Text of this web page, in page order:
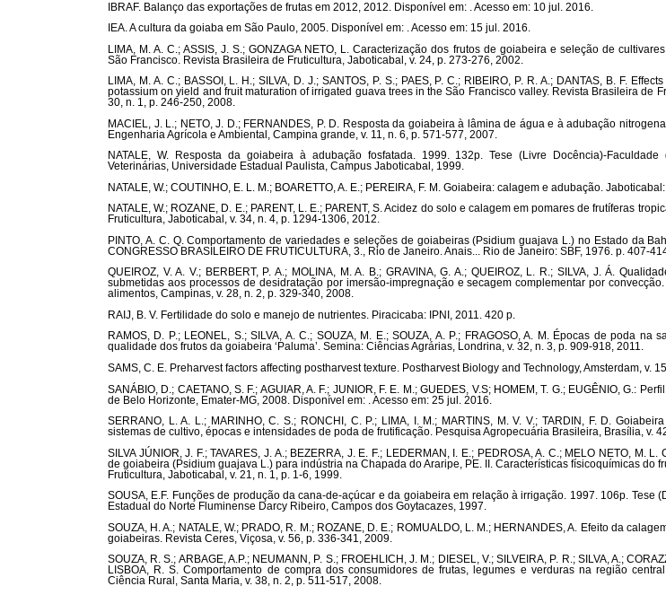
IBRAF. Balanço das exportações de frutas em 2012, 2012. Disponível em: . Acesso em: 10 jul. 2016.
IEA. A cultura da goiaba em São Paulo, 2005. Disponível em: . Acesso em: 15 jul. 2016.
LIMA, M. A. C.; ASSIS, J. S.; GONZAGA NETO, L. Caracterização dos frutos de goiabeira e seleção de
São Francisco. Revista Brasileira de Fruticultura, Jaboticabal, v. 24, p. 273-276, 2002.
LIMA, M. A. C.; BASSOI, L. H.; SILVA, D. J.; SANTOS, P. S.; PAES, P. C.; RIBEIRO, P. R. A.; DANTAS, B. F.
potassium on yield and fruit maturation of irrigated guava trees in the São Francisco valley. Revista Brasileira de
30, n. 1, p. 246-250, 2008.
MACIEL, J. L.; NETO, J. D.; FERNANDES, P. D. Resposta da goiabeira à lâmina de água e à adubação
Engenharia Agrícola e Ambiental, Campina grande, v. 11, n. 6, p. 571-577, 2007.
NATALE, W. Resposta da goiabeira à adubação fosfatada. 1999. 132p. Tese (Livre Docência)-
Veterinárias, Universidade Estadual Paulista, Campus Jaboticabal, 1999.
NATALE, W.; COUTINHO, E. L. M.; BOARETTO, A. E.; PEREIRA, F. M. Goiabeira: calagem e adubação.
NATALE, W.; ROZANE, D. E.; PARENT, L. E.; PARENT, S. Acidez do solo e calagem em pomares de frutíferas
Fruticultura, Jaboticabal, v. 34, n. 4, p. 1294-1306, 2012.
PINTO, A. C. Q. Comportamento de variedades e seleções de goiabeiras (Psidium guajava L.) no Estado da
CONGRESSO BRASILEIRO DE FRUTICULTURA, 3., Rio de Janeiro. Anais... Rio de Janeiro: SBF, 1976. p. 407-
QUEIROZ, V. A. V.; BERBERT, P. A.; MOLINA, M. A. B.; GRAVINA, G. A.; QUEIROZ, L. R.; SILVA, J. Á.
submetidas aos processos de desidratação por imersão-impregnação e secagem complementar por
alimentos, Campinas, v. 28, n. 2, p. 329-340, 2008.
RAIJ, B. V. Fertilidade do solo e manejo de nutrientes. Piracicaba: IPNI, 2011. 420 p.
RAMOS, D. P.; LEONEL, S.; SILVA, A. C.; SOUZA, M. E.; SOUZA, A. P.; FRAGOSO, A. M. Épocas de poda na
qualidade dos frutos da goiabeira ‘Paluma’. Semina: Ciências Agrárias, Londrina, v. 32, n. 3, p. 909-918, 2011.
SAMS, C. E. Preharvest factors affecting postharvest texture. Postharvest Biology and Technology, Amsterdam, v.
SANÁBIO, D.; CAETANO, S. F.; AGUIAR, A. F.; JUNIOR, F. E. M.; GUEDES, V.S; HOMEM, T. G.; EUGÊNIO, G.:
de Belo Horizonte, Emater-MG, 2008. Disponível em: . Acesso em: 25 jul. 2016.
SERRANO, L. A. L.; MARINHO, C. S.; RONCHI, C. P.; LIMA, I. M.; MARTINS, M. V. V.; TARDIN, F. D. Goiabeira
sistemas de cultivo, épocas e intensidades de poda de frutificação. Pesquisa Agropecuária Brasileira, Brasília, v.
SILVA JÚNIOR, J. F.; TAVARES, J. A.; BEZERRA, J. E. F.; LEDERMAN, I. E.; PEDROSA, A. C.; MELO NETO, M.
de goiabeira (Psidium guajava L.) para indústria na Chapada do Araripe, PE. II. Características físicoquímicas do
Fruticultura, Jaboticabal, v. 21, n. 1, p. 1-6, 1999.
SOUSA, E.F. Funções de produção da cana-de-açúcar e da goiabeira em relação à irrigação. 1997. 106p. Tese
Estadual do Norte Fluminense Darcy Ribeiro, Campos dos Goytacazes, 1997.
SOUZA, H. A.; NATALE, W.; PRADO, R. M.; ROZANE, D. E.; ROMUALDO, L. M.; HERNANDES, A. Efeito da
goiabeiras. Revista Ceres, Viçosa, v. 56, p. 336-341, 2009.
SOUZA, R. S.; ARBAGE, A.P.; NEUMANN, P. S.; FROEHLICH, J. M.; DIESEL, V.; SILVEIRA, P. R.; SILVA, A.;
LISBOA, R. S. Comportamento de compra dos consumidores de frutas, legumes e verduras na região
Ciência Rural, Santa Maria, v. 38, n. 2, p. 511-517, 2008.